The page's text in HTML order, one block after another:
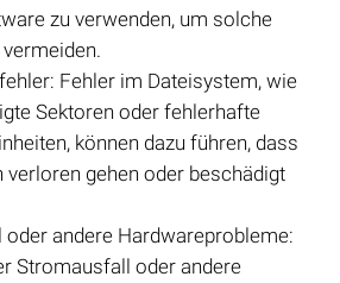
zu verwenden, um solche
Fehler im Dateisystem, wie
Sektoren oder fehlerhafte
können dazu führen, dass
verloren gehen oder beschädigt
andere Hardwareprobleme:
Stromausfall oder andere